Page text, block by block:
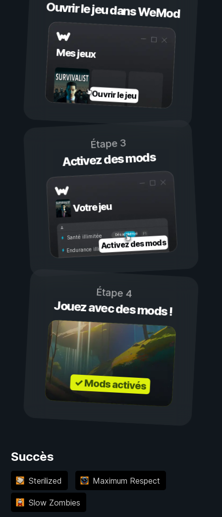
Ouvrir le jeu dans WeMod
Mes jeux
Ouvrir le jeu
Étape 3
Activez des mods
Votre jeu
Activé
Désactivé
Santé illimitée
Endurance illimitéeActivez des mods
Étape 4
Jouez avec des mods !
✓ Mods activés
Succès
Sterilized Maximum Respect
Slow Zombies